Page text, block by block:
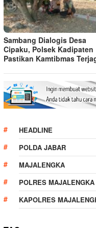
Sambang Dialogis Desa
Cipaku, Polsek Kadipaten
Pastikan Kamtibmas
HEADLINE
POLDA JABAR
MAJALENGKA
POLRES MAJALENGKA
KAPOLRES